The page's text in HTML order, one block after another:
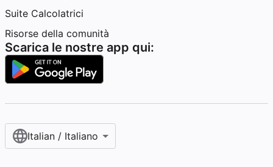
Suite Calcolatrici
Risorse della comunità
Scarica le nostre app qui:
Italian / Italiano‎